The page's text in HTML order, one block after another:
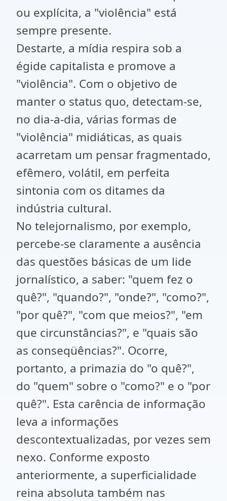
ou explícita, a "violência" está
sempre presente.
Destarte, a mídia respira sob a
égide capitalista e promove a
"violência". Com o objetivo de
manter o status quo, detectam-se,
no dia-a-dia, várias formas de
"violência" midiáticas, as quais
acarretam um pensar fragmentado,
efêmero, volátil, em perfeita
sintonia com os ditames da
indústria cultural.
No telejornalismo, por exemplo,
percebe-se claramente a ausência
das questões básicas de um lide
jornalístico, a saber: "quem fez o
quê?", "quando?", "onde?", "como?",
"por quê?", "com que meios?", "em
que circunstâncias?", e "quais são
as conseqüências?". Ocorre,
portanto, a primazia do "o quê?",
do "quem" sobre o "como?" e o "por
quê?". Esta carência de informação
leva a informações
descontextualizadas, por vezes sem
nexo. Conforme exposto
anteriormente, a superficialidade
reina absoluta também nas